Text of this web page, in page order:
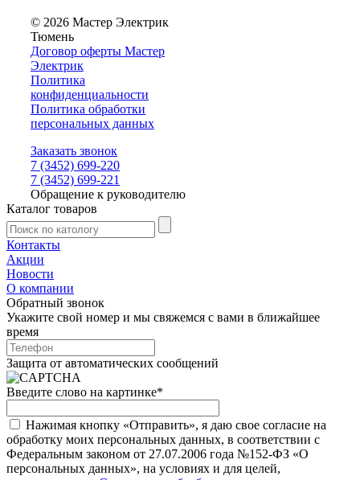
© 2026 Мастер Электрик
Тюмень
Договор оферты Мастер
Электрик
Политика
конфиденциальности
Политика обработки
персональных данных
Заказать звонок
7 (3452) 699-220
7 (3452) 699-221
Обращение к руководителю
Каталог товаров
Контакты
Акции
Новости
О компании
Обратный звонок
Укажите свой номер и мы свяжемся с вами в ближайшее
время
Защита от автоматических сообщений
Введите слово на картинке*
Нажимая кнопку «Отправить», я даю свое согласие на
обработку моих персональных данных, в соответствии с
Федеральным законом от 27.07.2006 года №152-ФЗ «О
персональных данных», на условиях и для целей,